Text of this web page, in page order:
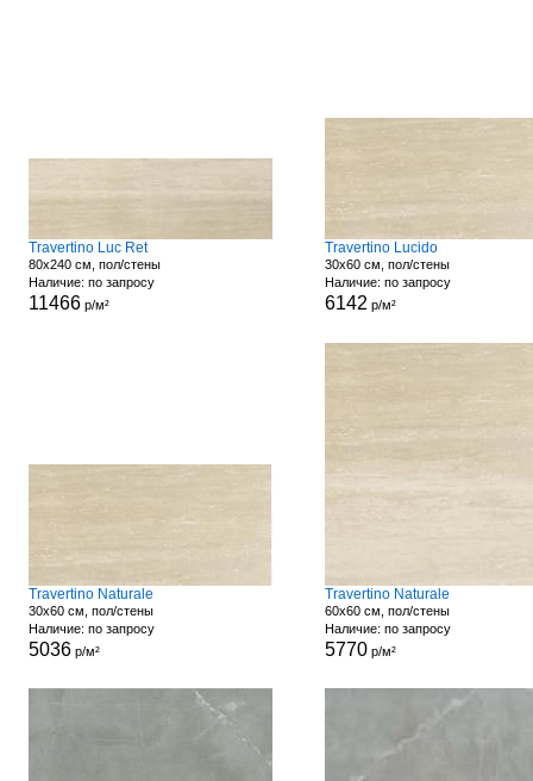
Travertino Luc Ret
80x240 см, пол/стены
Наличие: по запросу
11466р/м²
Travertino Lucido
30x60 см, пол/стены
Наличие: по запросу
6142 р/м²
Travertino Naturale
30x60 см, пол/стены
Наличие: по запросу
5036р/м²
Travertino Naturale
60x60 см, пол/стены
Наличие: по запросу
5770р/м²